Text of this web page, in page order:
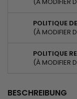
POLITIQUE
(À MODIFIER
POLITIQUE
(À MODIFIER
BESCHREIBUNG